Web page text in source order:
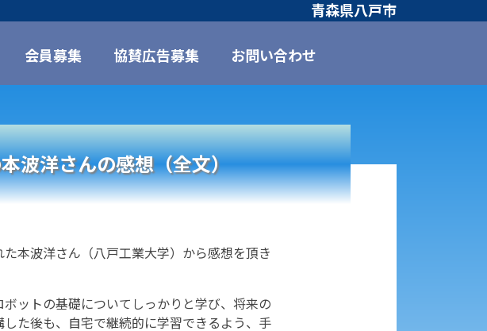
青森県八戸市
会員募集 協賛広告募集 お問い合わせ
波洋さんの感想（全文）
本波洋さん（八戸工業大学）から感想を頂き
ットの基礎についてしっかりと学び、将来の
た後も、自宅で継続的に学習できるよう、手